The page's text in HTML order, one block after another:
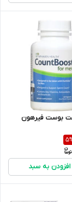
بوست فیرهون
5
افزودن به سبد